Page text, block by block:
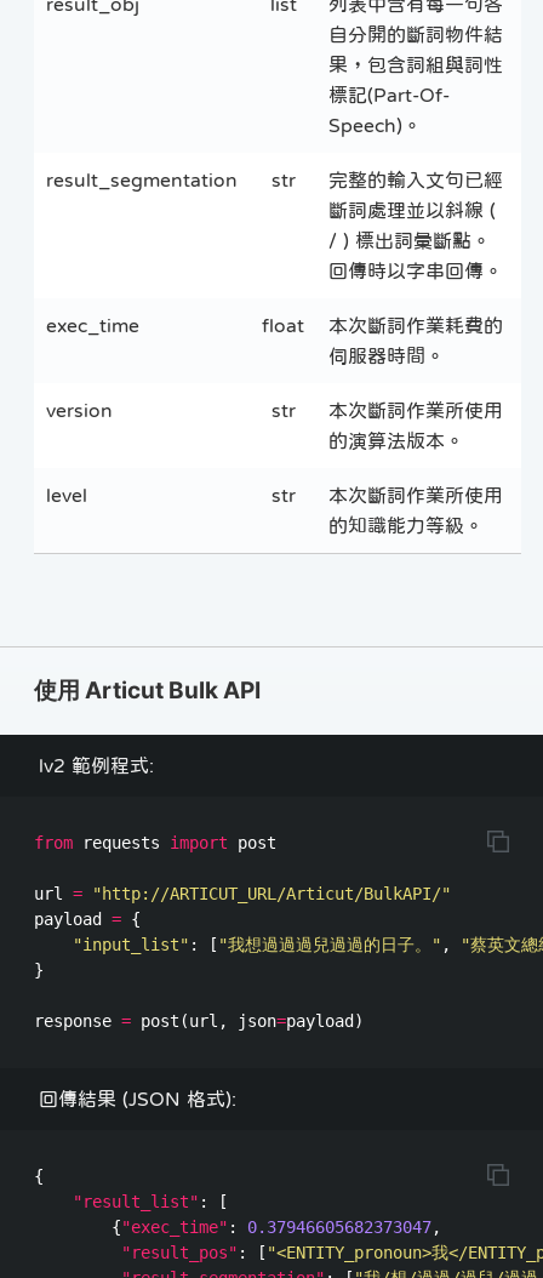
result_obj list
列表中含有每一句各
自分開的斷詞物件結
果，包含詞組與詞性
標記(Part-Of-
Speech)。
result_segmentation str
完整的輸入文句已經
斷詞處理並以斜線 (
/ ) 標出詞彙斷點。
回傳時以字串回傳。
exec_time float
本次斷詞作業耗費的
伺服器時間。
version str
本次斷詞作業所使用
的演算法版本。
level str
本次斷詞作業所使用
的知識能力等級。
使用 Articut Bulk API
lv2 範例程式:
from requests import post
url =
"http://ARTICUT_URL/Articut/BulkAPI/"
payload
= {
"input_list" : [ "我想過過過兒過過的日子。" ,
"蔡英文總
}
response = post (url , json=payload )
回傳結果 (JSON 格式):
{
"result_list" :
[
{"exec_time" : 0.37946605682373047,
"result_pos" : [ "<ENTITY_pronoun>我</